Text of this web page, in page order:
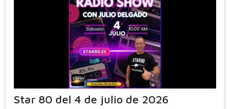
Star 80 del 4 de julio de 2026